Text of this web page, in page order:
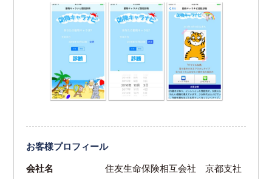
お客様プロフィール
会社名
住友生命保険相互会社 京都支社